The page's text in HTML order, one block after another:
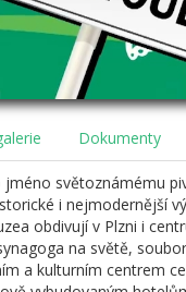
Dokumenty
světoznámému
i nejmodernější
obdivují v Plzni i
na světě,
a kulturním centrem